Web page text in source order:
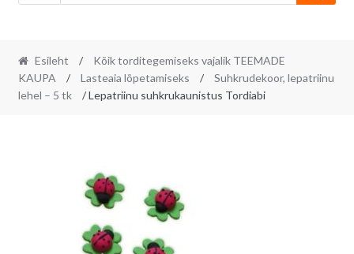
Esileht /
Kõik torditegemiseks vajalik TEEMADE
KAUPA
/ Lasteaia lõpetamiseks /
Suhkrudekoor, lepatriinu
lehel – 5 tk
/ Lepatriinu suhkrukaunistus Tordiabi